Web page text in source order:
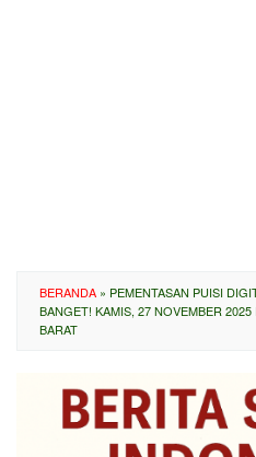
BERANDA » PEMENTASAN PUISI
BANGET! KAMIS, 27 NOVEMBER
BARAT